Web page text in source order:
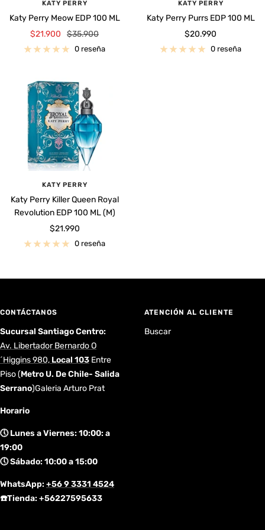
KATY PERRY
Katy Perry Meow EDP 100 ML
Precio
de
$21.900
Precio
normal
$35.900
0 reseña
KATY PERRY
Katy Perry Purrs EDP 100 ML
Precio
de
$20.990
0 reseña
KATY PERRY
Katy Perry Killer Queen Royal
Revolution EDP 100 ML (M)
Precio
de
$21.990
0 reseña
CONTÁCTANOS
Sucursal Santiago Centro:
Av. Libertador Bernardo O
´Higgins 980, Local 103 Entre
Piso(Metro U. De Chile- Salida
Serrano)Galeria Arturo Prat
Horario
🕔 Lunes a Viernes: 10:00: a
19:00
🕔 Sábado: 10:00 a 15:00
WhatsApp:+56 9 3331 4524
☎️Tienda: +56227595633
ATENCIÓN AL CLIENTE
Buscar